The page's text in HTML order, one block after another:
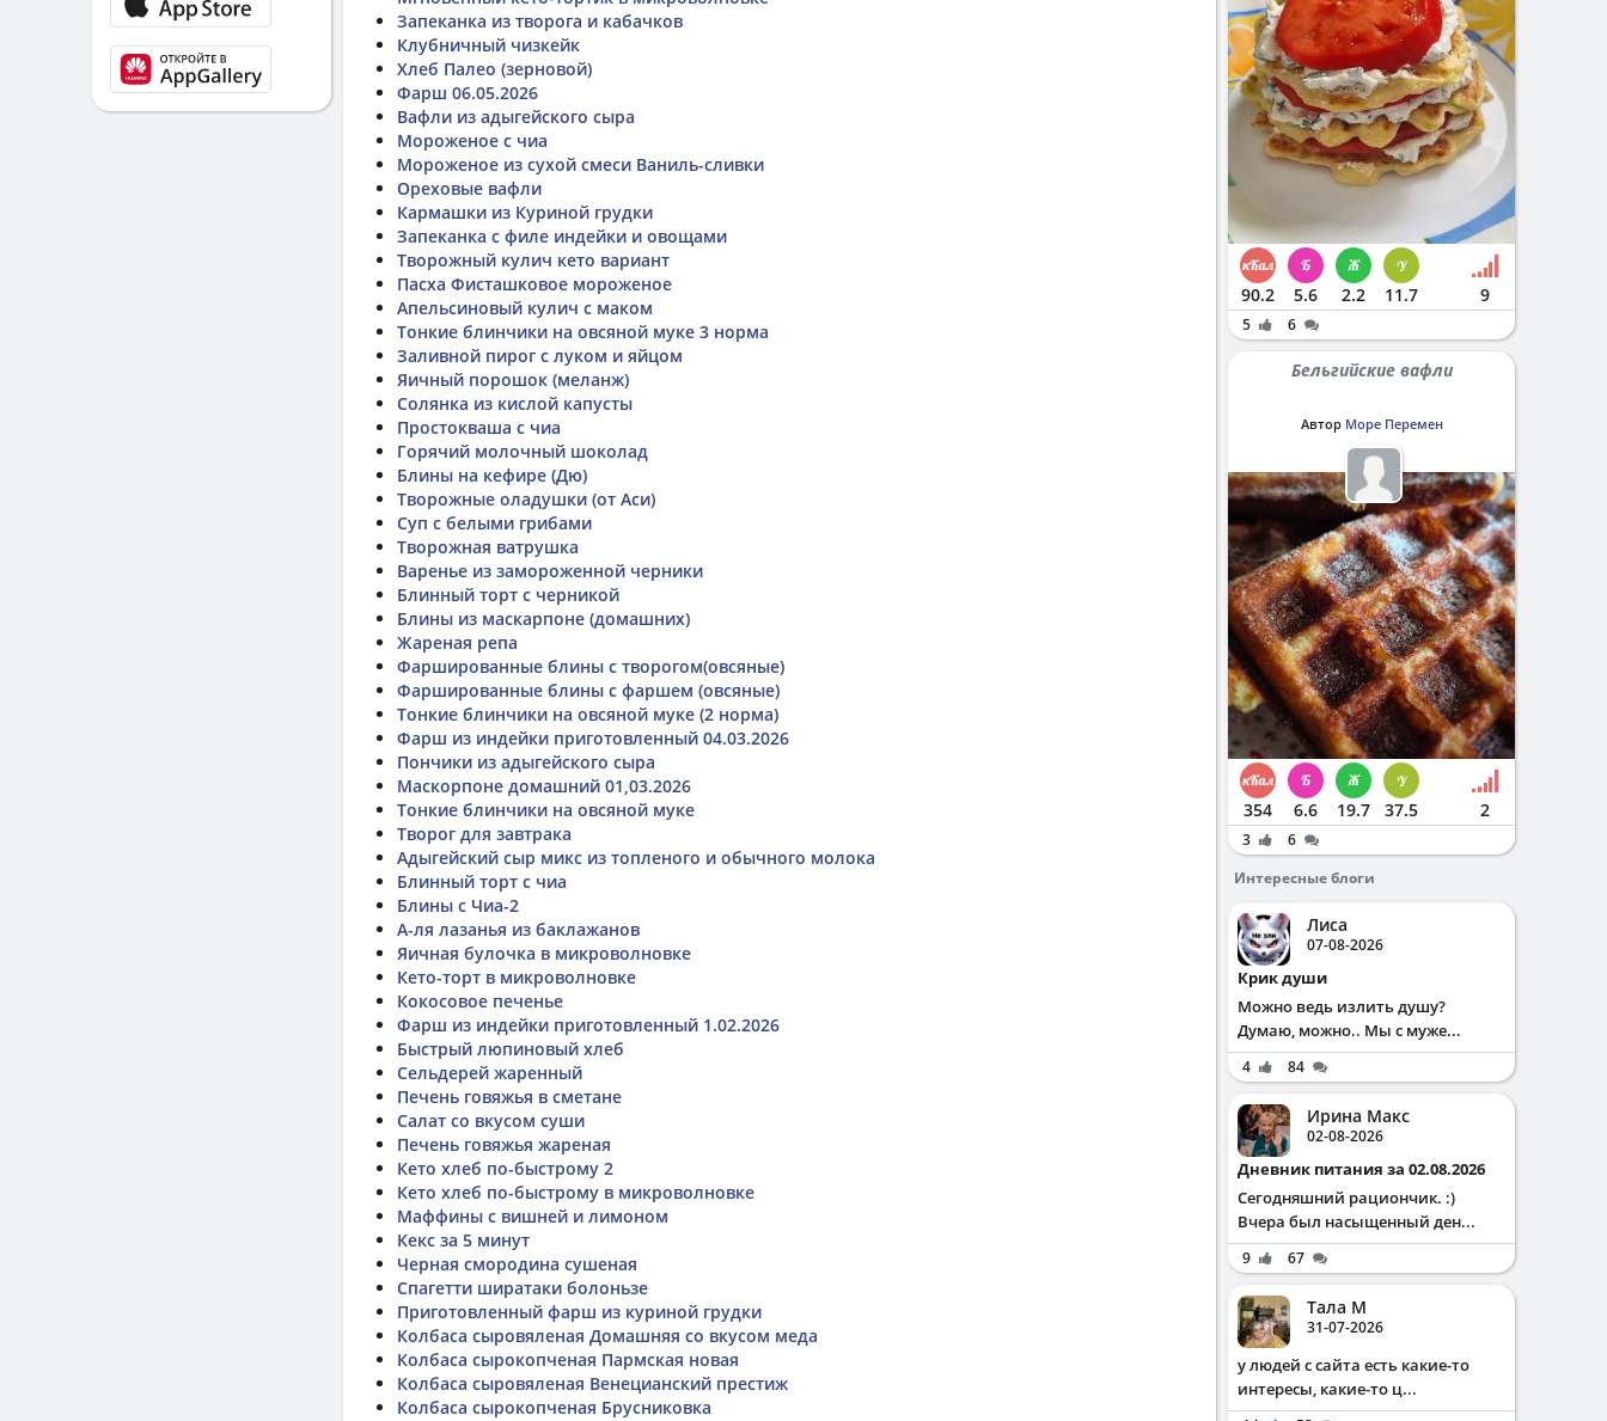
Запеканка из творога и кабачков
Клубничный чизкейк
Хлеб Палео (зерновой)
Фарш 06.05.2026
Вафли из адыгейского сыра
Мороженое с чиа
Мороженое из сухой смеси Ваниль-сливки
Ореховые вафли
Кармашки из Куриной грудки
Запеканка с филе индейки и овощами
Творожный кулич кето вариант
Пасха Фисташковое мороженое
Апельсиновый кулич с маком
Тонкие блинчики на овсяной муке 3 норма
Заливной пирог с луком и яйцом
Яичный порошок (меланж)
Солянка из кислой капусты
Простокваша с чиа
Горячий молочный шоколад
Блины на кефире (Дю)
Творожные оладушки (от Аси)
Суп с белыми грибами
Творожная ватрушка
Варенье из замороженной черники
Блинный торт с черникой
Блины из маскарпоне (домашних)
Жареная репа
Фаршированные блины с творогом(овсяные)
Фаршированные блины с фаршем (овсяные)
Тонкие блинчики на овсяной муке (2 норма)
Фарш из индейки приготовленный 04.03.2026
Пончики из адыгейского сыра
Маскорпоне домашний 01,03.2026
Тонкие блинчики на овсяной муке
Творог для завтрака
Адыгейский сыр микс из топленого и обычного молока
Блинный торт с чиа
Блины с Чиа-2
А-ля лазанья из баклажанов
Яичная булочка в микроволновке
Кето-торт в микроволновке
Кокосовое печенье
Фарш из индейки приготовленный 1.02.2026
Быстрый люпиновый хлеб
Сельдерей жаренный
Печень говяжья в сметане
Салат со вкусом суши
Печень говяжья жареная
Кето хлеб по-быстрому 2
Кето хлеб по-быстрому в микроволновке
Маффины с вишней и лимоном
Кекс за 5 минут
Черная смородина сушеная
Спагетти ширатаки болоньзе
Приготовленный фарш из куриной грудки
Колбаса сыровяленая Домашняя со вкусом меда
Колбаса сырокопченая Пармская новая
Колбаса сыровяленая Венецианский престиж
Колбаса сырокопченая Брусниковка
90.2 5.6 2.2 11.7 9
5 6
Бельгийские вафли
Автор Море Перемен
354 6.6 19.7 37.5 2
3
6
Интересные блоги
Лиса
07-08-2026
Крик души
Можно ведь излить душу?
Думаю, можно.. Мы с муже...
4 84
Ирина Макс
02-08-2026
Дневник питания за 02.08.2026
Сегодняшний рациончик. :)
Вчера был насыщенный ден...
9 67
Тала М
31-07-2026
у людей с сайта есть какие-то
интересы, какие-то ц...